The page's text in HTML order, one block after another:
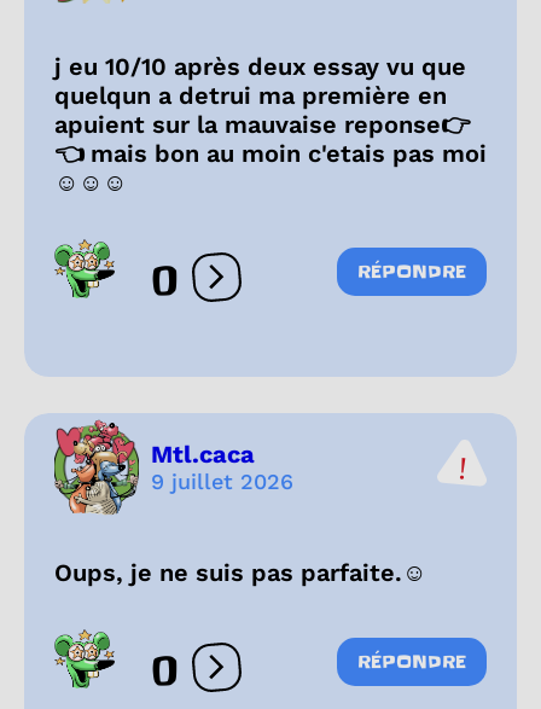
j eu 10/10 après deux essay vu que
quelqun a detrui ma première en
apuient sur la mauvaise reponse👉
👈 mais bon au moin c'etais pas moi
☺️☺️☺️
0 Ouvrir les réactions
RÉPONDRE
Mtl.caca
9 juillet 2026
Oups, je ne suis pas parfaite.☺️
0 Ouvrir les réactions
RÉPONDRE